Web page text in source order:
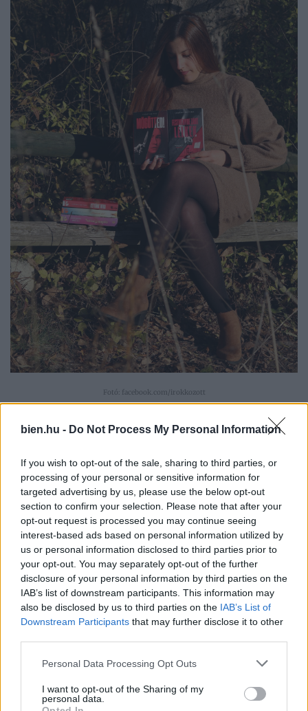
bien.hu - Do Not Process My Personal Information
If you wish to opt-out of the sale, sharing to third parties, or
processing of your personal or sensitive information for
targeted advertising by us, please use the below opt-out
section to confirm your selection. Please note that after your
opt-out request is processed you may continue seeing
interest-based ads based on personal information utilized by
us or personal information disclosed to third parties prior to
your opt-out. You may separately opt-out of the further
disclosure of your personal information by third parties on the
IAB’s list of downstream participants. This information may
also be disclosed by us to third parties on the IAB’s List of
Downstream Participants that may further disclose it to other
Please note that this website/app uses one or more Google
not limited to your visit or usage behaviour. You may click to
grant or deny consent to Google and its third-party tags to
Personal Data Processing Opt Outs
I want to opt-out of the Sharing of my
personal data.
Fotó: facebook.com/irokkozott
« 1/6 »
Iratkozz fel a Bien.hu hírlevelére!
A legjobb cikkek, horoszkópok és tesztek – egyenesen a
Hozzájárulok, hogy a Bien.hu hírlevelet küldjön nekem. Az